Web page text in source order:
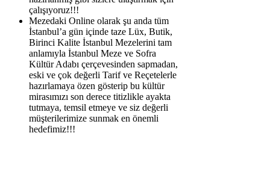
çalışıyoruz!!!
Mezedaki Online olarak şu anda tüm
İstanbul’a gün içinde taze Lüx, Butik,
Birinci Kalite İstanbul Mezelerini tam
anlamıyla İstanbul Meze ve Sofra
Kültür Adabı çerçevesinden sapmadan,
eski ve çok değerli Tarif ve Reçetelerle
hazırlamaya özen gösterip bu kültür
mirasımızı son derece titizlikle ayakta
tutmaya, temsil etmeye ve siz değerli
müşterilerimize sunmak en önemli
hedefimiz!!!